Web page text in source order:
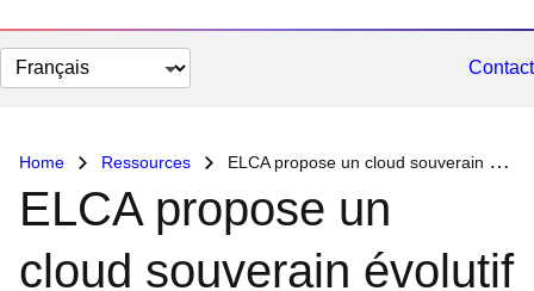
Changer
la
Contact
Home Ressources ELCA propose un cloud souverain évolutif sur Red Hat OpenShift
ELCA propose un
cloud souverain évolutif